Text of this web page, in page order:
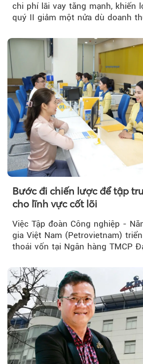
chi phí lãi vay tăng mạnh, khiến
quý II giảm một nửa dù doanh
Bước đi chiến lược để tập
cho lĩnh vực cốt lõi
Việc Tập đoàn Công nghiệp -
gia Việt Nam (Petrovietnam)
thoái vốn tại Ngân hàng TMCP